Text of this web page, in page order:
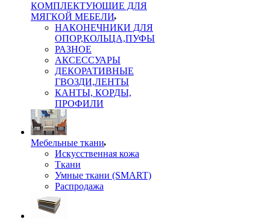
КОМПЛЕКТУЮЩИЕ ДЛЯ
МЯГКОЙ МЕБЕЛИ
НАКОНЕЧНИКИ ДЛЯ
ОПОР,КОЛЬЦА,ПУФЫ
РАЗНОЕ
АКСЕССУАРЫ
ДЕКОРАТИВНЫЕ
ГВОЗДИ,ЛЕНТЫ
КАНТЫ, КОРДЫ,
ПРОФИЛИ
Мебельные ткани
Искусственная кожа
Ткани
Умные ткани (SMART)
Распродажа